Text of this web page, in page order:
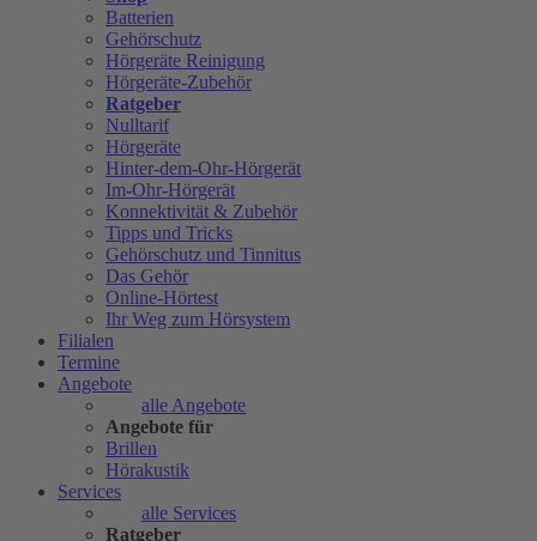
Batterien
Gehörschutz
Hörgeräte Reinigung
Hörgeräte-Zubehör
Ratgeber
Nulltarif
Hörgeräte
Hinter-dem-Ohr-Hörgerät
Im-Ohr-Hörgerät
Konnektivität & Zubehör
Tipps und Tricks
Gehörschutz und Tinnitus
Das Gehör
Online-Hörtest
Ihr Weg zum Hörsystem
Filialen
Termine
Angebote
alle Angebote
Angebote für
Brillen
Hörakustik
Services
alle Services
Ratgeber